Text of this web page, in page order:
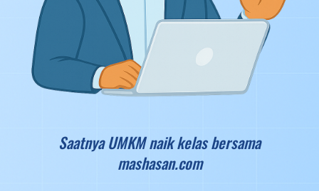
Saatnya UMKM naik kelas bersama
mashasan.com